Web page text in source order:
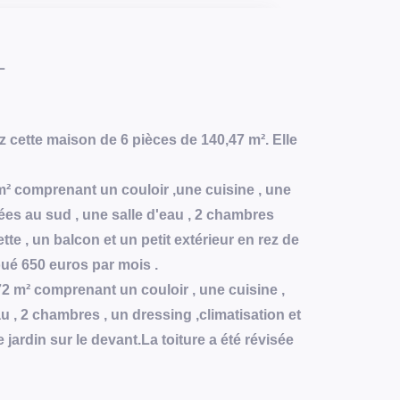
maison de 6 pièces de 140,47 m². Elle
comprenant un couloir ,une cuisine , une
au sud , une salle d'eau , 2 chambres
, un balcon et un petit extérieur en rez de
650 euros par mois .
m² comprenant un couloir , une cuisine ,
, 2 chambres , un dressing ,climatisation et
jardin sur le devant.La toiture a été révisée